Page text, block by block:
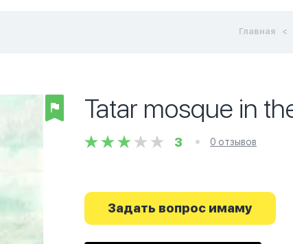
Главная
Tatar mosque in
3 0 отзывов
Задать вопрос имаму